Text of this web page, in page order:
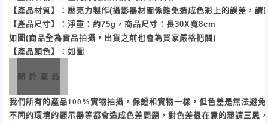
【產品材質】：壓克力製作(攝影器材關係難免造成色彩上的誤差，請
【產品尺寸】：淨重：約75g，商品尺寸：長30X寬8cm
如圖(商品全為實品拍攝，出貨之前也會為買家嚴格把關)
【產品顏色】：如圖
關 於 產 品
我們所有的產品100%實物拍攝，保證和實物一樣，但色差是無法避免
不同的環境的顯示器等都會造成色差問題，對色差很在意的親請三思，